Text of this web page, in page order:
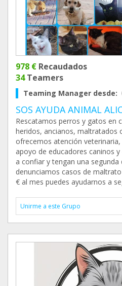
978 € Recaudados
34Teamers
Teaming Manager desde:
SOS AYUDA ANIMAL
Rescatamos perros y gatos en
heridos, ancianos, maltratados
ofrecemos atención
apoyo de educadores caninos
a confiar y tengan una
denunciamos casos de
€ al mes puedes ayudarnos a
Unirme a este Grupo